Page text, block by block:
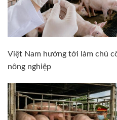
Việt Nam hướng tới làm chủ
nông nghiệp